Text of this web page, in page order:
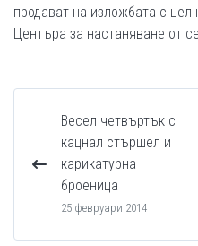
продават на изложбата с цел
Центъра за настаняване от
Весел четвъртък с
кацнал стършел и
карикатурна
броеница
25 февруари 2014